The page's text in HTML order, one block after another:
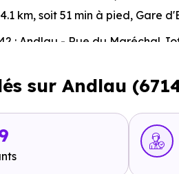
km, soit 51 min à pied, Gare
: Andlau - Rue du Maréchal
disponible.
.
A35 - Goxwiller - Valff Sortie 12
sur Andlau